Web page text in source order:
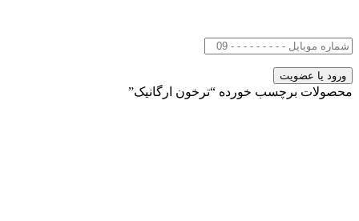
محصولات برچسب خورده “ترخون ارگانیک”